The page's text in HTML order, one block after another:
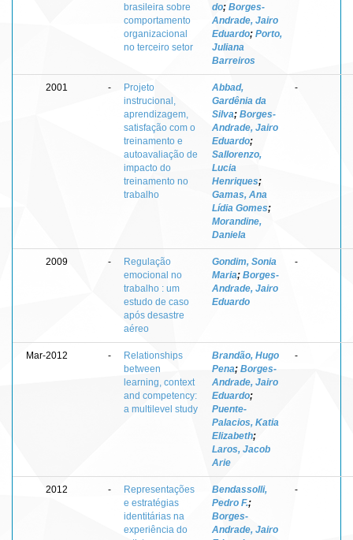
brasileira sobre
comportamento
organizacional
no terceiro setor
do; Borges-
Andrade, Jairo
Eduardo; Porto,
Juliana
Barreiros
2001 -
Projeto
instrucional,
aprendizagem,
satisfação com o
treinamento e
autoavaliação de
impacto do
treinamento no
trabalho
Abbad,
Gardênia da
Silva; Borges-
Andrade, Jairo
Eduardo;
Sallorenzo,
Lucia
Henriques;
Gamas, Ana
Lídia Gomes;
Morandine,
Daniela
-
2009 -
Regulação
emocional no
trabalho : um
estudo de caso
após desastre
aéreo
Gondim, Sonia
Maria; Borges-
Andrade, Jairo
Eduardo
-
Mar-2012 -
Relationships
between
learning, context
and competency:
a multilevel study
Brandão, Hugo
Pena; Borges-
Andrade, Jairo
Eduardo;
Puente-
Palacios, Katia
Elizabeth;
Laros, Jacob
Arie
-
2012 -
Representações
e estratégias
identitárias na
experiência do
Bendassolli,
Pedro F.;
Borges-
Andrade, Jairo
-